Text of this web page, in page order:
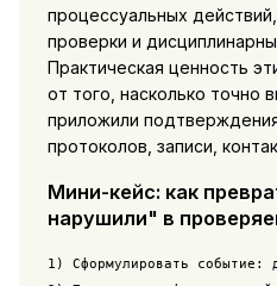
процессуальных
проверки и
Практическая ценность
от того, насколько точно
приложили
протоколов, записи,
Мини-кейс: как
нарушили" в
1) Сформулировать событие: